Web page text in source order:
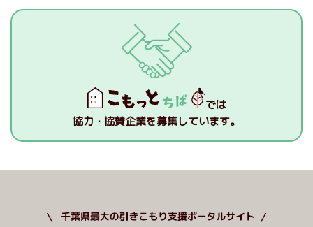
では
協力・協賛企業を募集しています。